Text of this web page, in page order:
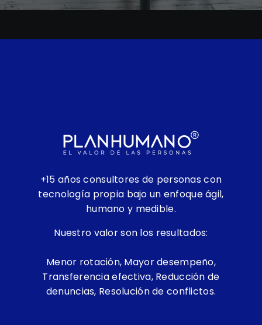
+15 años consultores de personascon
tecnología propia bajo un enfoque ágil,
humano y medible.
Nuestro valor son los resultados:
Menor rotación, Mayor desempeño,
Transferencia efectiva, Reducción de
denuncias, Resolución de conflictos.